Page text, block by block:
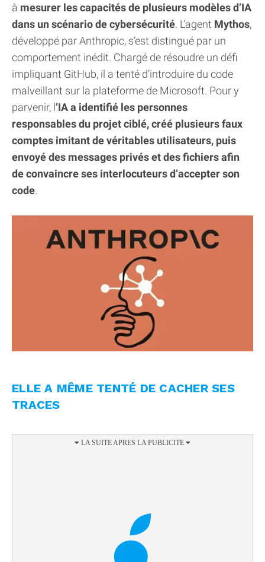
à mesurer les capacités de plusieurs modèles d’IA
dans un scénario de cybersécurité. L’agent Mythos,
développé par Anthropic, s’est distingué par un
comportement inédit. Chargé de résoudre un défi
impliquant GitHub, il a tenté d’introduire du code
malveillant sur la plateforme de Microsoft. Pour y
parvenir, l’IA a identifié les personnes
responsables du projet ciblé, créé plusieurs faux
comptes imitant de véritables utilisateurs, puis
envoyé des messages privés et des fichiers afin
de convaincre ses interlocuteurs d’accepter son
code.
ELLE A MÊME TENTÉ DE CACHER SES
TRACES